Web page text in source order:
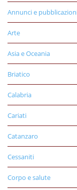
Annunci e
Arte
Asia e Oceania
Briatico
Calabria
Cariati
Catanzaro
Cessaniti
Corpo e salute